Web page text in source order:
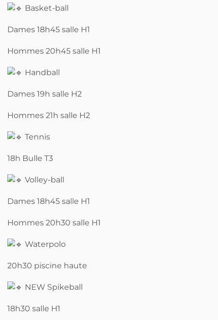
Basket-ball
Dames 18h45 salle H1
Hommes 20h45 salle H1
Handball
Dames 19h salle H2
Hommes 21h salle H2
Tennis
18h Bulle T3
Volley-ball
Dames 18h45 salle H1
Hommes 20h30 salle H1
Waterpolo
20h30 piscine haute
NEW Spikeball
18h30 salle H1